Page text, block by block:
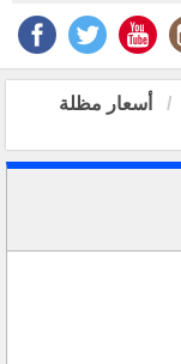
أسعار مظلة